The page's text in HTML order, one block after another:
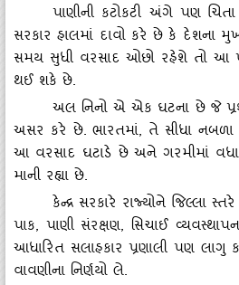
પાણીની કટોકટી અંગે પણ
સરકાર હાલમાં દાવો કરે છે કે દેશના
સમય સુધી વરસાદ ઓછો રહેશે તો આ
થઈ શકે છે.
અલ નિનો એ એક ઘટના છે જે
અસર કરે છે. ભારતમાં, તે સીધા
આ વરસાદ ઘટાડે છે અને ગરમીમાં
માની રહ્યા છે.
કેન્‍દ્ર સરકારે રાજ્‍યોને જિલ્‍લા
પાક, પાણી સંરક્ષણ, સિચાઈ
આધારિત સલાહકાર પ્રણાલી પણ
વાવણીના નિર્ણયો લે.